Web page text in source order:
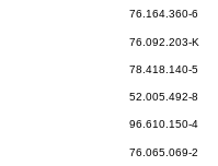
76.164.360-6
76.092.203-K
78.418.140-5
52.005.492-8
96.610.150-4
76.065.069-2